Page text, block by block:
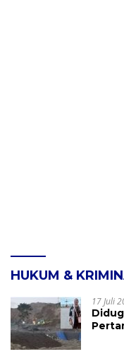
HUKUM &
17 Juli